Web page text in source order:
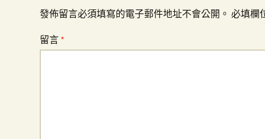
發佈留言必須填寫的電子郵件地址不會公開。 必填欄
留言 *